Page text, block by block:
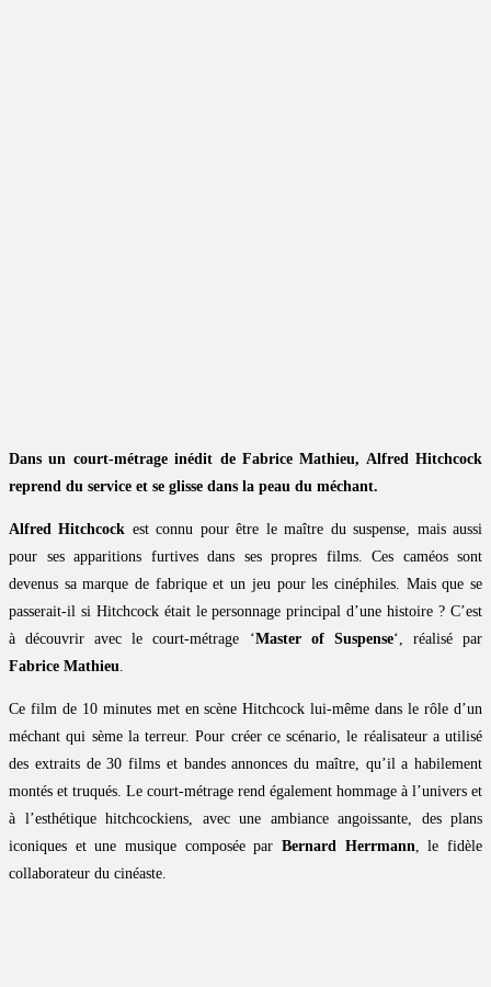
Dans un court-métrage inédit de Fabrice Mathieu, Alfred Hitchcock
reprend du service et se glisse dans la peau du méchant.
Alfred Hitchcock est connu pour être le maître du suspense, mais aussi
pour ses apparitions furtives dans ses propres films. Ces caméos sont
devenus sa marque de fabrique et un jeu pour les cinéphiles. Mais que se
passerait-il si Hitchcock était le personnage principal d’une histoire ? C’est
à découvrir avec le court-métrage ‘Master of Suspense‘, réalisé par
Fabrice Mathieu.
Ce film de 10 minutes met en scène Hitchcock lui-même dans le rôle d’un
méchant qui sème la terreur. Pour créer ce scénario, le réalisateur a utilisé
des extraits de 30 films et bandes annonces du maître, qu’il a habilement
montés et truqués. Le court-métrage rend également hommage à l’univers et
à l’esthétique hitchcockiens, avec une ambiance angoissante, des plans
iconiques et une musique composée par Bernard Herrmann, le fidèle
collaborateur du cinéaste.